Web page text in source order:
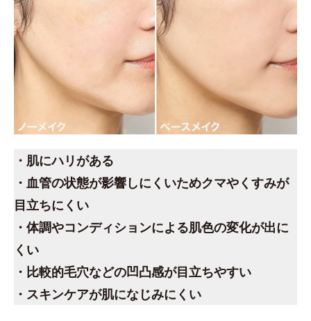
・肌にハリがある
・血管の状態が影響しにくいためクマやくすみが
目立ちにくい
・体調やコンディションによる肌色の変化が出に
くい
・比較的毛穴などの凹凸感が目立ちやすい
・スキンケアが肌になじみにくい